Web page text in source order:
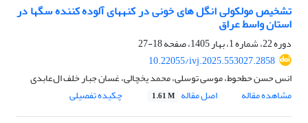
تشخیص مولکولی انگل ­های خونی در کنه­های آلوده کننده سگ­ها در
استان واسط عراق
دوره 22، شماره 1، بهار 1405، صفحه
18-27
10.22055/ivj.2025.553027.2858
انس حسن حطحوط، موسی توسلی، محمد یخچالی، غسان جبار خلف ال‌عابدی
مشاهده مقاله
اصل مقاله 1.61 M چکیده تفصیلی